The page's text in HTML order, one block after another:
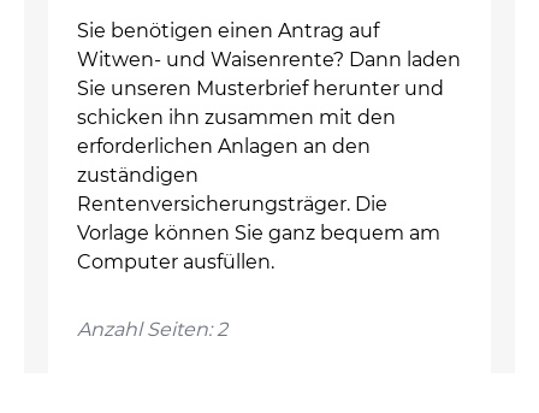
Sie benötigen einen Antrag auf
Witwen- und Waisenrente? Dann laden
Sie unseren Musterbrief herunter und
schicken ihn zusammen mit den
erforderlichen Anlagen an den
zuständigen
Rentenversicherungsträger. Die
Vorlage können Sie ganz bequem am
Computer ausfüllen.
Anzahl Seiten: 2